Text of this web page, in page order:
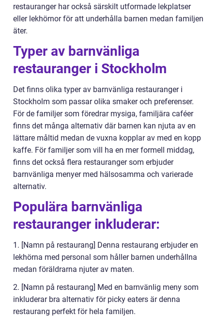
restauranger har också särskilt utformade lekplatser
eller lekhörnor för att underhålla barnen medan familjen
äter.
Typer av barnvänliga
restauranger i Stockholm
Det finns olika typer av barnvänliga restauranger i
Stockholm som passar olika smaker och preferenser.
För de familjer som föredrar mysiga, familjära caféer
finns det många alternativ där barnen kan njuta av en
lättare måltid medan de vuxna kopplar av med en kopp
kaffe. För familjer som vill ha en mer formell middag,
finns det också flera restauranger som erbjuder
barnvänliga menyer med hälsosamma och varierade
alternativ.
Populära barnvänliga
restauranger inkluderar:
1. [Namn på restaurang] Denna restaurang erbjuder en
lekhörna med personal som håller barnen underhållna
medan föräldrarna njuter av maten.
2. [Namn på restaurang] Med en barnvänlig meny som
inkluderar bra alternativ för picky eaters är denna
restaurang perfekt för hela familjen.